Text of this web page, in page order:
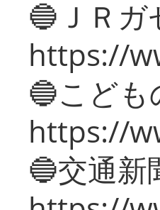
🔵ＪＲガ
https://
🔵こども
https://
🔵交通新